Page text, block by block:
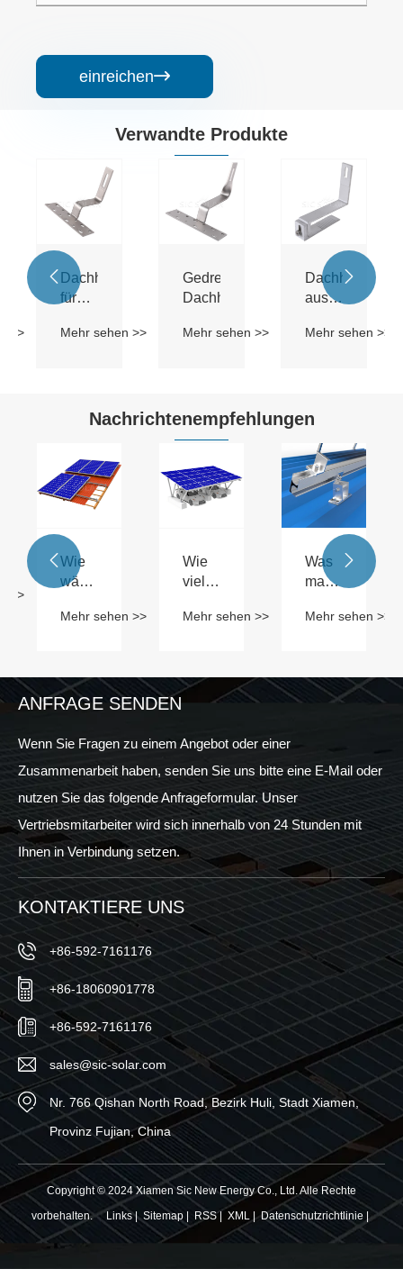
einreichen
Verwandte Produkte
>>
Dachhaken
für
Mehr sehen >>
Gedrehter
Dachhaken
Mehr sehen >>
Dachhaken
aus
Mehr sehen >>
 
Nachrichtenempfehlungen
>>
Wie
wählt
den
entsprechend
den
Bedürfnissen
Mehr sehen >>
Wie
viel
Sie
-
Carport
Sturkturen?
Mehr sehen >>
Was
macht
unverzichtbar?
Mehr sehen >>
 
ANFRAGE SENDEN
Wenn Sie Fragen zu einem Angebot oder einer
Zusammenarbeit haben, senden Sie uns bitte eine E-Mail oder
nutzen Sie das folgende Anfrageformular. Unser
Vertriebsmitarbeiter wird sich innerhalb von 24 Stunden mit
Ihnen in Verbindung setzen.
KONTAKTIERE UNS
+86-592-7161176
+86-18060901778
+86-592-7161176
sales@sic-solar.com
Nr. 766 Qishan North Road, Bezirk Huli, Stadt Xiamen,
Provinz Fujian, China
Copyright © 2024 Xiamen Sic New Energy Co., Ltd. Alle Rechte
vorbehalten.Links|Sitemap RSS| XML |Datenschutzrichtlinie |